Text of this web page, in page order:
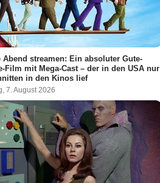
Abend streamen: Ein absoluter Gute-
Film mit Mega-Cast – der in den USA nur
in den Kinos lief
7. August 2026